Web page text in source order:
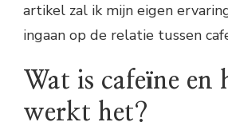
artikel zal ik mijn eigen
ingaan op de relatie tussen
Wat is cafeïne en
werkt het?